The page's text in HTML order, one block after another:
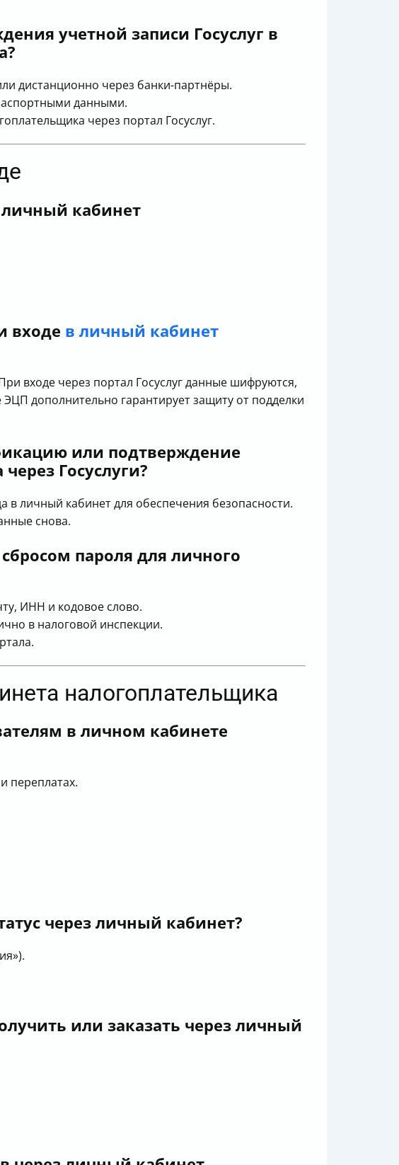
учетной записи Госуслуг в
дистанционно через банки-партнёры.
данными.
через портал Госуслуг.
кабинет
входе в личный кабинет
входе через портал Госуслуг данные шифруются,
дополнительно гарантирует защиту от подделки
или подтверждение
Госуслуги?
личный кабинет для обеспечения безопасности.
снова.
пароля для личного
ИНН и кодовое слово.
в налоговой инспекции.
налогоплательщика
в личном кабинете
переплатах.
через личный кабинет?
или заказать через личный